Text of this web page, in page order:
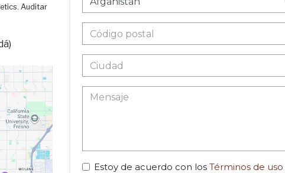
Auditar
Estoy de acuerdo con los Términos de uso